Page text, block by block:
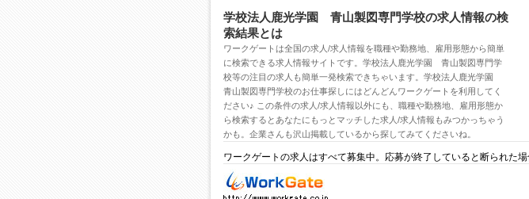
学校法人鹿光学園 青山製図専門学校の求人情報の検
索結果とは
ワークゲートは全国の求人/求人情報を職種や勤務地、雇用形態から簡単
に検索できる求人情報サイトです。 学校法人鹿光学園 青山製図専門学
校等の注目の求人 も簡単一発検索できちゃいます。学校法人鹿光学園
青山製図専門学校のお仕事探しにはどんどんワークゲートを利用してく
ださい♪ この条件の求人/求人情報以外にも、職種や勤務地、雇用形態か
ら検索するとあなたにもっとマッチした求人/求人情報もみつかっちゃう
かも。企業さんも沢山掲載しているから探してみてくださいね。
ワークゲートの求人はすべて募集中。応募が終了していると断られた
求人・求人情報ならワー
クゲートへ！